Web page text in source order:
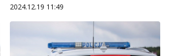
2024.12.19 11:49